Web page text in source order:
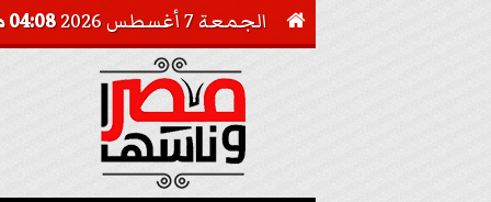
 الجمعة 7 أغسطس 2026 04:08 مـ